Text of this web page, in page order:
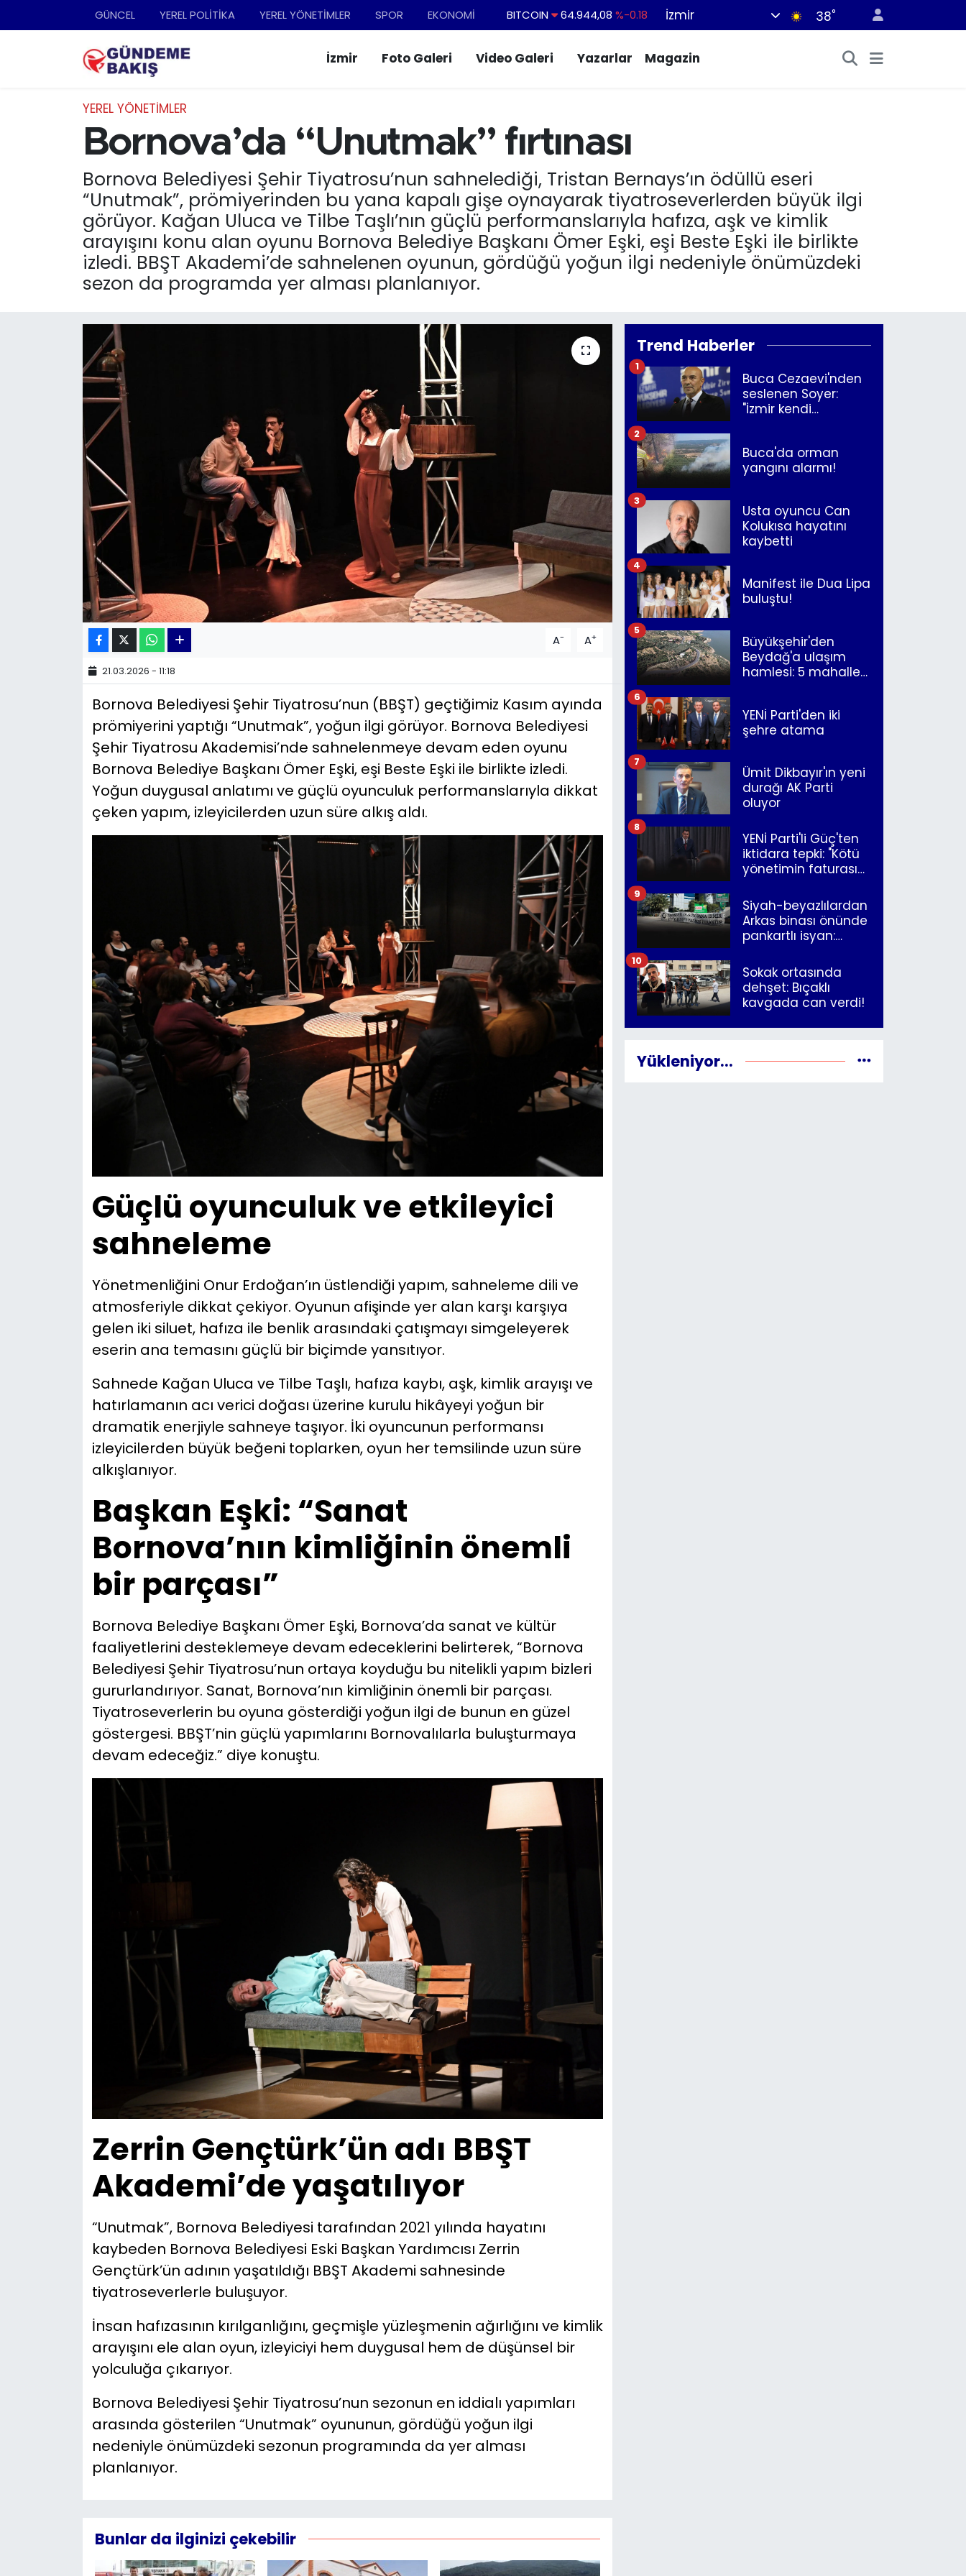
GÜNCEL YEREL POLİTİKA YEREL YÖNETİMLER SPOR EKONOMİ DOLAR 47,7436%0.18
STERLİN
64,4811 %0.38
BITCOIN
64.944,08%-0.18
İzmir 38°
İzmir Foto Galeri Video Galeri Yazarlar Magazin
YEREL YÖNETİMLER
Bornova’da “Unutmak” fırtınası
Bornova Belediyesi Şehir Tiyatrosu’nun sahnelediği, Tristan Bernays’ın ödüllü eseri
“Unutmak”, prömiyerinden bu yana kapalı gişe oynayarak tiyatroseverlerden büyük ilgi
görüyor. Kağan Uluca ve Tilbe Taşlı’nın güçlü performanslarıyla hafıza, aşk ve kimlik
arayışını konu alan oyunu Bornova Belediye Başkanı Ömer Eşki, eşi Beste Eşki ile birlikte
izledi. BBŞT Akademi’de sahnelenen oyunun, gördüğü yoğun ilgi nedeniyle önümüzdeki
sezon da programda yer alması planlanıyor.
A- A+
21.03.2026 - 11:18
Bornova Belediyesi Şehir Tiyatrosu’nun (BBŞT) geçtiğimiz Kasım ayında
prömiyerini yaptığı “Unutmak”, yoğun ilgi görüyor. Bornova Belediyesi
Şehir Tiyatrosu Akademisi’nde sahnelenmeye devam eden oyunu
Bornova Belediye Başkanı Ömer Eşki, eşi Beste Eşki ile birlikte izledi.
Yoğun duygusal anlatımı ve güçlü oyunculuk performanslarıyla dikkat
çeken yapım, izleyicilerden uzun süre alkış aldı.
Güçlü oyunculuk ve etkileyici
sahneleme
Yönetmenliğini Onur Erdoğan’ın üstlendiği yapım, sahneleme dili ve
atmosferiyle dikkat çekiyor. Oyunun afişinde yer alan karşı karşıya
gelen iki siluet, hafıza ile benlik arasındaki çatışmayı simgeleyerek
eserin ana temasını güçlü bir biçimde yansıtıyor.
Sahnede Kağan Uluca ve Tilbe Taşlı, hafıza kaybı, aşk, kimlik arayışı ve
hatırlamanın acı verici doğası üzerine kurulu hikâyeyi yoğun bir
dramatik enerjiyle sahneye taşıyor. İki oyuncunun performansı
izleyicilerden büyük beğeni toplarken, oyun her temsilinde uzun süre
alkışlanıyor.
Başkan Eşki: “Sanat
Bornova’nın kimliğinin önemli
bir parçası”
Bornova Belediye Başkanı Ömer Eşki, Bornova’da sanat ve kültür
faaliyetlerini desteklemeye devam edeceklerini belirterek, “Bornova
Belediyesi Şehir Tiyatrosu’nun ortaya koyduğu bu nitelikli yapım bizleri
gururlandırıyor. Sanat, Bornova’nın kimliğinin önemli bir parçası.
Tiyatroseverlerin bu oyuna gösterdiği yoğun ilgi de bunun en güzel
göstergesi. BBŞT’nin güçlü yapımlarını Bornovalılarla buluşturmaya
devam edeceğiz.” diye konuştu.
Zerrin Gençtürk’ün adı BBŞT
Akademi’de yaşatılıyor
“Unutmak”, Bornova Belediyesi tarafından 2021 yılında hayatını
kaybeden Bornova Belediyesi Eski Başkan Yardımcısı Zerrin
Gençtürk’ün adının yaşatıldığı BBŞT Akademi sahnesinde
tiyatroseverlerle buluşuyor.
İnsan hafızasının kırılganlığını, geçmişle yüzleşmenin ağırlığını ve kimlik
arayışını ele alan oyun, izleyiciyi hem duygusal hem de düşünsel bir
yolculuğa çıkarıyor.
Bornova Belediyesi Şehir Tiyatrosu’nun sezonun en iddialı yapımları
arasında gösterilen “Unutmak” oyununun, gördüğü yoğun ilgi
nedeniyle önümüzdeki sezonun programında da yer alması
planlanıyor.
Bunlar da ilginizi çekebilir
Trend Haberler
Buca Cezaevi'nden
seslenen Soyer:
"İzmir kendi
1
Buca'da orman
yangını alarmı!
2
Usta oyuncu Can
Kolukısa hayatını
kaybetti
3
Manifest ile Dua Lipa
buluştu!
4
Büyükşehir'den
Beydağ'a ulaşım
hamlesi: 5 mahalle
5
YENİ Parti'den iki
şehre atama
6
Ümit Dikbayır'ın yeni
durağı AK Parti
oluyor
7
YENİ Parti'li Güç'ten
iktidara tepki: "Kötü
yönetimin faturasını
8
Siyah-beyazlılardan
Arkas binası önünde
pankartlı isyan:
İzmir"
9
Sokak ortasında
dehşet: Bıçaklı
kavgada can verdi!
10
Yükleniyor...
Ankara
DÜNYA
EĞİTİM
EKONOMİ
English News
KÜLTÜR SANAT
MAGAZİN
POLİTİKA
SAĞLIK
Siyaset
TEKNOLOJİ
Yaşam
YEREL POLİTİKA
YEREL YÖNETİMLER
Nöbetçi Eczaneler
Trafik Durumu
Tüm Manşetler
Son Dakika Haberleri
Haber Arşivi